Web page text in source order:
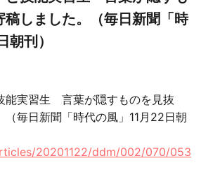
稿しました。（毎日新聞「時
刊）
能実習生 言葉が隠すものを見抜
（毎日新聞「時代の風」11月22日朝
20201122/ddm/002/070/053